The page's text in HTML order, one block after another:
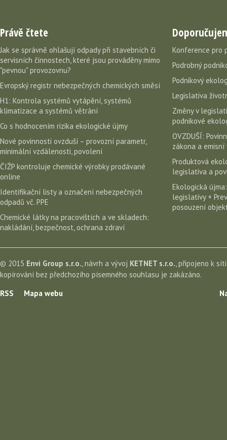
Právě čtete
Jak se správně ohlašují odpady při stavebních či
servisních činnostech, které jsou prováděny mimo
"pevnou" provozovnu?
Evropský registr nebezpečných chemických směsí
H1: Kontrola systémů vytápění, systémů
klimatizace a systémů větrání
Co s hodnocením rizika ekologické újmy
Nové povinnosti ovzduší – provozní parametr,
minimální vzdálenosti, povolení
ČIŽP kontroluje chemické výrobky prodávané
online
Identifikační listy a označení nebezpečných
odpadů vč. PPE
Chemické látky na pracovištích a ve skladech:
nakládání, bezpečnost, ochrana zdraví
Konference pro
Podrobný
Podnikový
Legislativa
Změny v
podnikové
OVZDUŠÍ:
zákona a emisní
Produktová
legislativa a
Ekologická
legislativy +
posouzení
© 2015 Envi Group s.r.o., návrh a vývoj KETNET s.r.o., připojeno k
kopírování bez předchozího písemného souhlasu je zakázáno.
RSS
Mapa webu